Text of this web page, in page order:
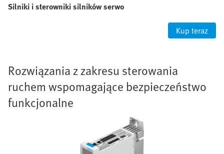
Silniki i sterowniki silników serwo
Kup teraz
Rozwiązania z zakresu sterowania
ruchem wspomagające bezpieczeństwo
funkcjonalne